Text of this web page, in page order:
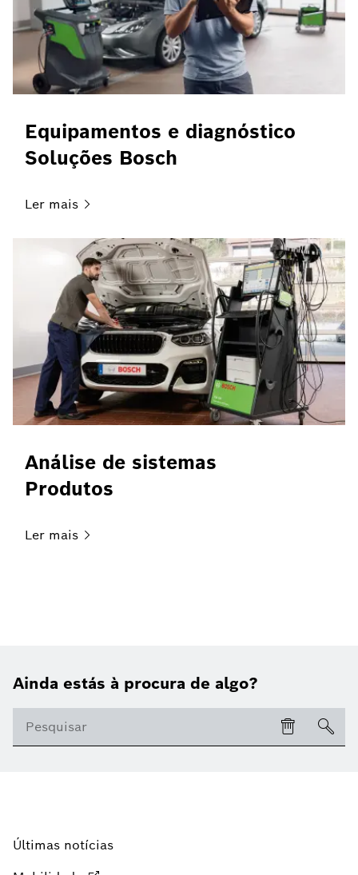
Equipamentos e diagnóstico
Soluções Bosch
Ler mais
Análise de sistemas
Produtos
Ler mais
Ainda estás à procura de algo?
Últimas notícias